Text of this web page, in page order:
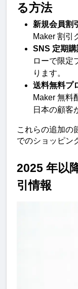
る方法
新規会員割引
Maker 割引
SNS 定期購
ローで限定
ります。
送料無料プ
Maker 無料
日本の顧客
これらの追加の
でのショッピン
2025 年以
引情報